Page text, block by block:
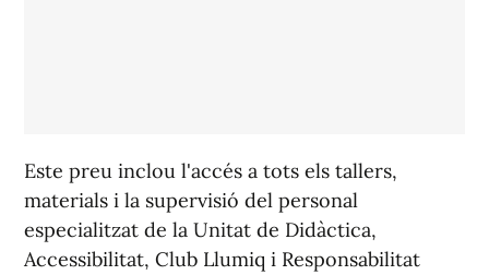
Este preu inclou l'accés a tots els tallers,
materials i la supervisió del personal
especialitzat de la Unitat de Didàctica,
Accessibilitat, Club Llumiq i Responsabilitat